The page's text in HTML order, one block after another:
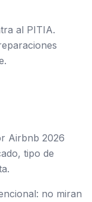
al PITIA.
Airbnb 2026
tipo de
no miran